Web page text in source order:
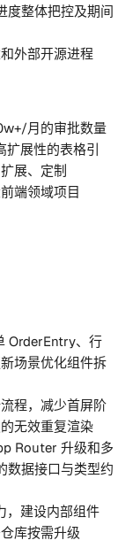
度整体把控及期间
外部开源进程
月的审批数量
扩展性的表格引
展、定制
端领域项目
OrderEntry、行
场景优化组件拆
程，减少首屏阶
无效重复渲染
Router 升级和多
数据接口与类型约
，建设内部组件
库按需升级